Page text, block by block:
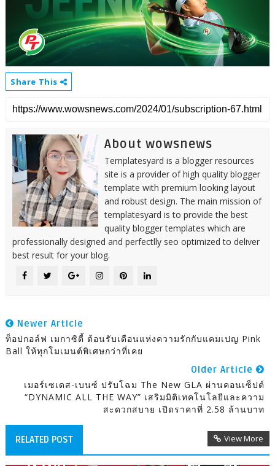
Share This
About wowsnews
Templatesyard is a blogger resources
site is a provider of high quality blogger
template with premium looking layout
and robust design. The main mission of
templatesyard is to provide the best
quality blogger templates which are
professionally designed and perfectlly seo optimized to deliver
best result for your blog.
Newer Article
ท็อปกอล์ฟ เมกาซิตี้ ต้อนรับเดือนแห่งความรักกับแคมเปญ Pink
Ball ให้ทุกโมเมนต์พิเศษกว่าที่เคย
Older Article
เมอร์เซเดส-เบนซ์ ปรับโฉม The New GLA ผ่านคอนเซ็ปต์
“DYNAMIC ALL THE WAY” เสริมมิติเทคโนโลยีและความ
สะดวกสบาย เปิดราคาที่ 2.58 ล้านบาท
RELATED POST View More